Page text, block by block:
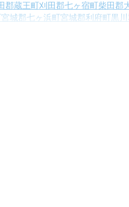
郡蔵王町刈田郡七ヶ宿町柴田郡
宮城郡七ヶ浜町宮城郡利府町黒